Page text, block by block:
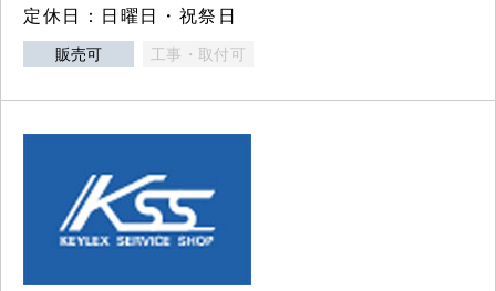
定休日：日曜日・祝祭日
販売可 工事・取付可